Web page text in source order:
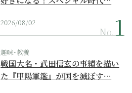
2026/08/02
No.
趣味･教養
戦国大名・武田信玄の事績を描い
た『甲陽軍鑑』が国を滅ぼす…